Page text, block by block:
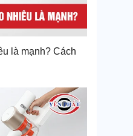
là mạnh? Cách